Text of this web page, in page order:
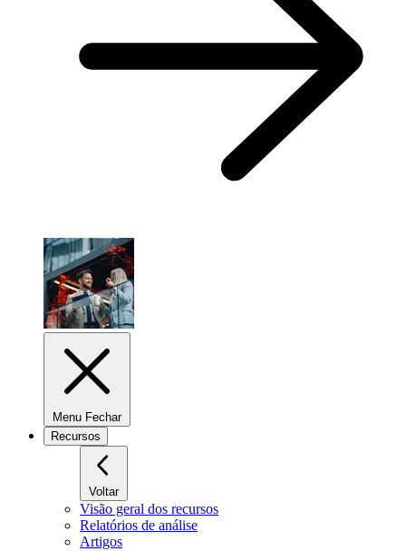
Menu Fechar
Recursos
Voltar
Visão geral dos recursos
Relatórios de análise
Artigos